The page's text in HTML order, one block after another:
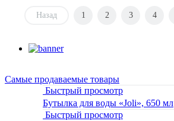
Назад 1 2 3 4
Самые продаваемые товары
Быстрый просмотр
Бутылка для воды «Joli», 650 мл
Быстрый просмотр